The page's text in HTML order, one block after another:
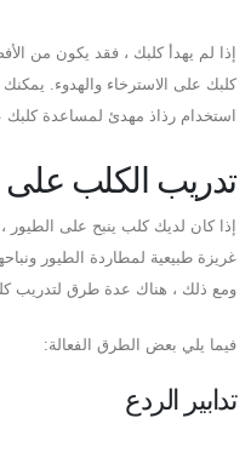
إذا لم يهدأ كلبك ، فقد يكون من
كلبك على الاسترخاء والهدوء.
استخدام رذاذ مهدئ لمساعدة كلبك
تدريب الكلب على
إذا كان لديك كلب ينبح على
غريزة طبيعية لمطاردة الطيور
ومع ذلك ، هناك عدة طرق لتدريب
فيما يلي بعض الطرق الفعالة:
تدابير الردع